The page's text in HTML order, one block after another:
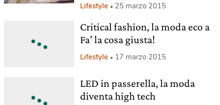
Lifestyle 25 marzo 2015
Critical fashion, la moda eco a
Fa’ la cosa giusta!
Lifestyle 17 marzo 2015
LED in passerella, la moda
diventa high tech